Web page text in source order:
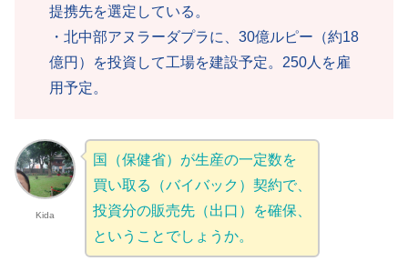
提携先を選定している。
・北中部アヌラーダプラに、30億ルピー（約18
億円）を投資して工場を建設予定。250人を雇
用予定。
Kida
国（保健省）が生産の一定数を
買い取る（バイバック）契約で、
投資分の販売先（出口）を確保、
ということでしょうか。